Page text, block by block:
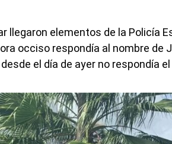
llegaron elementos de la Policía
occiso respondía al nombre de
el día de ayer no respondía